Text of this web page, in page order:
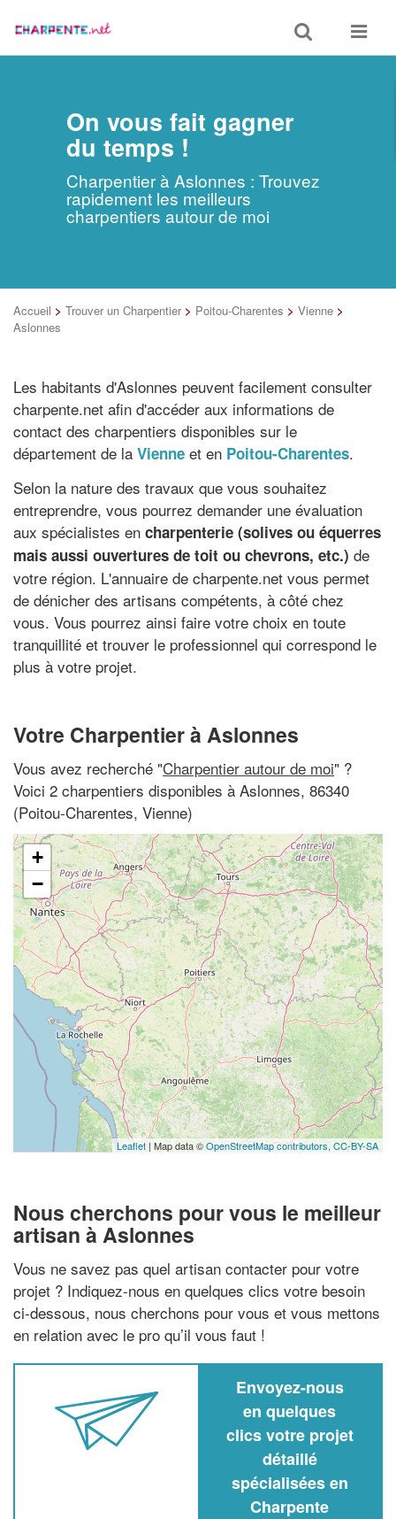
Toggle
search
Toggle
On vous fait gagner
du temps !
Charpentier à Aslonnes : Trouvez
rapidement les meilleurs
charpentiers autour de moi
Accueil > Trouver un Charpentier > Poitou-Charentes > Vienne >
Aslonnes
Les habitants d'Aslonnes peuvent facilement consulter
charpente.net afin d'accéder aux informations de
contact des charpentiers disponibles sur le
département de la Vienne et en Poitou-Charentes.
Selon la nature des travaux que vous souhaitez
entreprendre, vous pourrez demander une évaluation
aux spécialistes en charpenterie (solives ou équerres
mais aussi ouvertures de toit ou chevrons, etc.) de
votre région. L'annuaire de charpente.net vous permet
de dénicher des artisans compétents, à côté chez
vous. Vous pourrez ainsi faire votre choix en toute
tranquillité et trouver le professionnel qui correspond le
plus à votre projet.
Votre Charpentier à Aslonnes
Vous avez recherché "Charpentier autour de moi" ?
Voici 2 charpentiers disponibles à Aslonnes, 86340
(Poitou-Charentes, Vienne)
+
−
Leaflet| Map data ©OpenStreetMap contributors, CC-BY-SA
Nous cherchons pour vous le meilleur
artisan à Aslonnes
Vous ne savez pas quel artisan contacter pour votre
projet ? Indiquez-nous en quelques clics votre besoin
ci-dessous, nous cherchons pour vous et vous mettons
en relation avec le pro qu’il vous faut !
Envoyez-nous
en quelques
clics votre projet
détaillé
spécialisées en
Charpente